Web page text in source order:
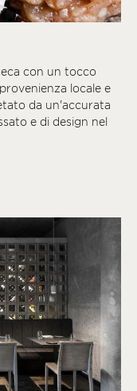
con un tocco
locale e
da un'accurata
e di design nel